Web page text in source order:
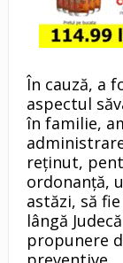
În cauză, a
aspectul
în familie,
reținut,
ordonanță,
astăzi, să
lângă
propunere